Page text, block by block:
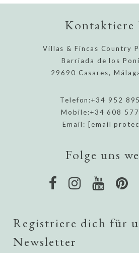
Kontaktiere
Villas & Fincas Country
Barriada de los
29690 Casares,
Telefon:+34 952
Mobile:+34 608
Email: [email
Folge uns
Registriere dich für
Newsletter